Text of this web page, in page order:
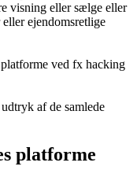
visning eller sælge eller
ejendomsretlige
ved fx hacking
af de samlede
platforme